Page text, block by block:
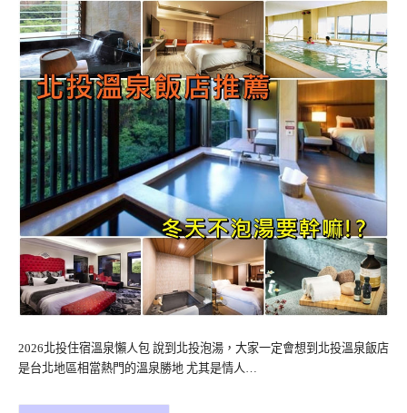
2026北投住宿溫泉懶人包 說到北投泡湯，大家一定會想到北投溫泉飯店
是台北地區相當熱門的溫泉勝地 尤其是情人…